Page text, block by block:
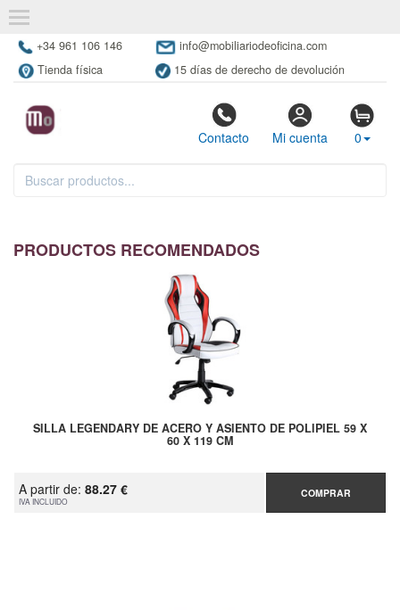
+34 961 106 146
info@mobiliariodeoficina.com
Tienda física
15 días de derecho de devolución
Contacto Mi cuenta 0
PRODUCTOS RECOMENDADOS
SILLA LEGENDARY DE ACERO Y ASIENTO DE POLIPIEL 59 X
60 X 119 CM
A partir de: 88.27 €
IVA INCLUIDO
COMPRAR